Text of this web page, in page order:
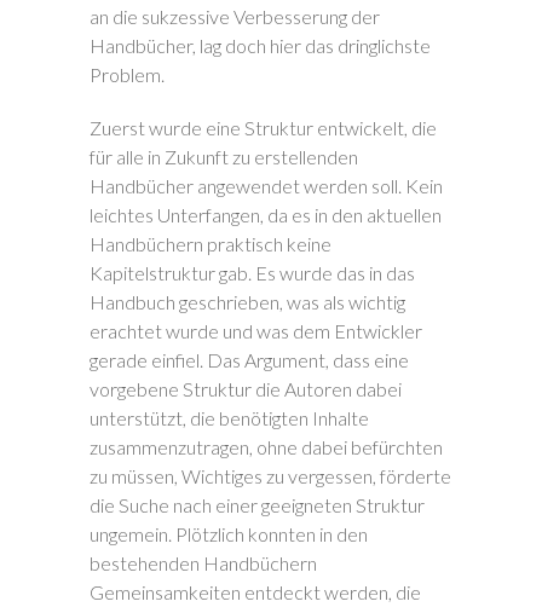
an die sukzessive Verbesserung der
Handbücher, lag doch hier das dringlichste
Problem.
Zuerst wurde eine Struktur entwickelt, die
für alle in Zukunft zu erstellenden
Handbücher angewendet werden soll. Kein
leichtes Unterfangen, da es in den aktuellen
Handbüchern praktisch keine
Kapitelstruktur gab. Es wurde das in das
Handbuch geschrieben, was als wichtig
erachtet wurde und was dem Entwickler
gerade einfiel. Das Argument, dass eine
vorgebene Struktur die Autoren dabei
unterstützt, die benötigten Inhalte
zusammenzutragen, ohne dabei befürchten
zu müssen, Wichtiges zu vergessen, förderte
die Suche nach einer geeigneten Struktur
ungemein. Plötzlich konnten in den
bestehenden Handbüchern
Gemeinsamkeiten entdeckt werden, die